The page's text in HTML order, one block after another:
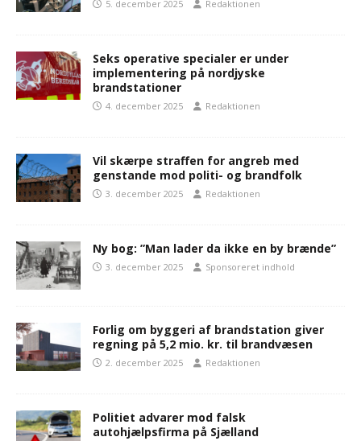
5. december 2025 Redaktionen
Seks operative specialer er under
implementering på nordjyske
brandstationer
4. december 2025 Redaktionen
Vil skærpe straffen for angreb med
genstande mod politi- og brandfolk
3. december 2025 Redaktionen
Ny bog: ”Man lader da ikke en by brænde”
3. december 2025 Sponsoreret indhold
Forlig om byggeri af brandstation giver
regning på 5,2 mio. kr. til brandvæsen
2. december 2025 Redaktionen
Politiet advarer mod falsk
autohjælpsfirma på Sjælland